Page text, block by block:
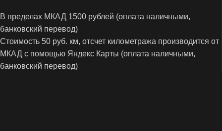
В пределах МКАД 1500 рублей (оплата наличными,
банковский перевод)
Стоимость 50 руб. км, отсчет километража производится от
МКАД с помощью Яндекс Карты (оплата наличными,
банковский перевод)